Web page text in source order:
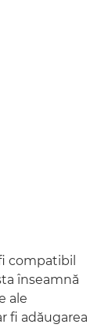
compatibil
înseamnă
ale
fi adăugarea